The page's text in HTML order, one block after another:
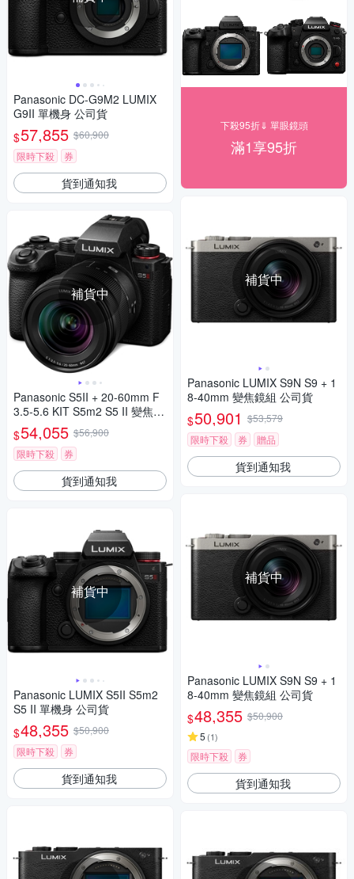
Panasonic DC-G9M2 LUMIX
G9II 單機身 公司貨
$57,855 $60,900
限時下殺
券
貨到通知我
補貨中
Panasonic S5II + 20-60mm F
3.5-5.6 KIT S5m2 S5 II 變焦鏡
組 公司貨
$54,055 $56,900
限時下殺
券
貨到通知我
補貨中
Panasonic LUMIX S5II S5m2
S5 II 單機身 公司貨
$48,355 $50,900
限時下殺
券
貨到通知我
下殺95折⇓ 單眼鏡頭
滿1享95折
補貨中
Panasonic LUMIX S9N S9 + 1
8-40mm 變焦鏡組 公司貨
$50,901 $53,579
限時下殺
券 贈品
貨到通知我
補貨中
Panasonic LUMIX S9N S9 + 1
8-40mm 變焦鏡組 公司貨
$48,355 $50,900
5 (1)
限時下殺 券
貨到通知我